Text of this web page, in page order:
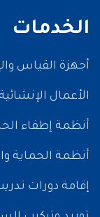
الخدمات
أجهزة القياس
الأعمال
أنظمة إطفاء
أنظمة الحماية
إقامة دورات